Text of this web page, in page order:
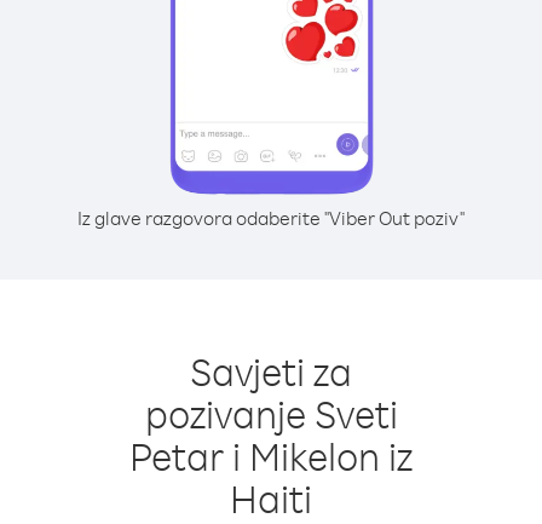
Iz glave razgovora odaberite "Viber Out poziv"
Savjeti za
pozivanje Sveti
Petar i Mikelon iz
Haiti